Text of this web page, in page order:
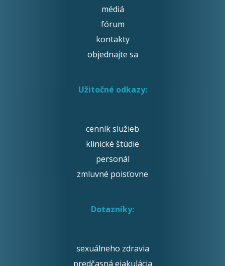
médiá
fórum
kontakty
objednajte sa
Užitočné odkazy:
cenník služieb
klinické štúdie
personál
zmluvné poisťovne
Dotazníky:
sexuálneho zdravia
predčasná ejakulácia